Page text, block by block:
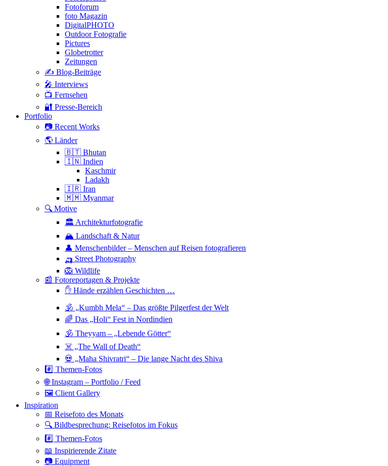
Fotoforum
foto Magazin
DigitalPHOTO
Outdoor Fotografie
Pictures
Globetrotter
Zeitungen
✍️ Blog-Beiträge
🎤 Interviews
📺 Fernsehen
🔐 Presse-Bereich
Portfolio
📷 Recent Works
🌎 Länder
🇧🇹 Bhutan
🇮🇳 Indien
Kaschmir
Ladakh
🇮🇷 Iran
🇲🇲 Myanmar
🔍 Motive
🏛 Architekturfotografie
🏔 Landschaft & Natur
👤 Menschenbilder – Menschen auf Reisen fotografieren
🛺 Street Photography
🦁 Wildlife
📰 Fotoreportagen & Projekte
✋ Hände erzählen Geschichten …
🕉 „Kumbh Mela“ – Das größte Pilgerfest der Welt
🌈 Das „Holi“ Fest in Nordindien
🕉 Theyyam – „Lebende Götter“
☠️ „The Wall of Death“
💀 „Maha Shivratri“ – Die lange Nacht des Shiva
#️⃣ Themen-Fotos
🌐 Instagram – Portfolio / Feed
🖼 Client Gallery
Inspiration
📅 Reisefoto des Monats
🔍 Bildbesprechung: Reisefotos im Fokus
#️⃣ Themen-Fotos
📖 Inspirierende Zitate
📷 Equipment